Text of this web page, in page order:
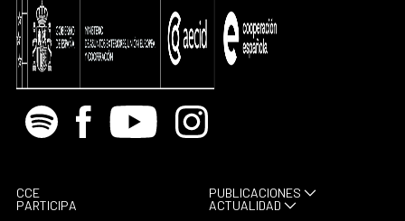
Spotify Facebook
Youtube Instagram
CCE
PARTICIPA
PUBLICACIONES
ACTUALIDAD